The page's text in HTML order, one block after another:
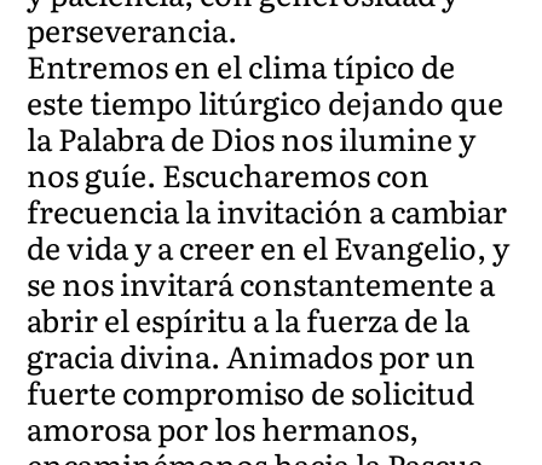
perseverancia.
Entremos en el clima típico de
este tiempo litúrgico dejando que
la Palabra de Dios nos ilumine y
nos guíe. Escucharemos con
frecuencia la invitación a cambiar
de vida y a creer en el Evangelio, y
se nos invitará constantemente a
abrir el espíritu a la fuerza de la
gracia divina. Animados por un
fuerte compromiso de solicitud
amorosa por los hermanos,